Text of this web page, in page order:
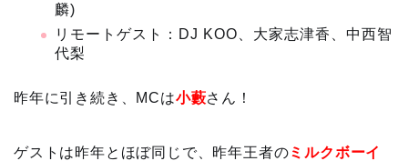
麟)
リモートゲスト：DJ KOO、大家志津香、中西智
代梨
昨年に引き続き、MCは小藪さん！
ゲストは昨年とほぼ同じで、昨年王者のミルクボーイ